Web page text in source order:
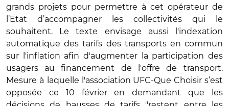
grands projets pour permettre à cet opérateur de
l’Etat d’accompagner les collectivités qui le
souhaitent. Le texte envisage aussi l'indexation
automatique des tarifs des transports en commun
sur l'inflation afin d'augmenter la participation des
usagers au financement de l'offre de
transport.
Mesure à
laquelle l'association UFC-Que Choisir s’est
opposée ce 10 février en demandant que les